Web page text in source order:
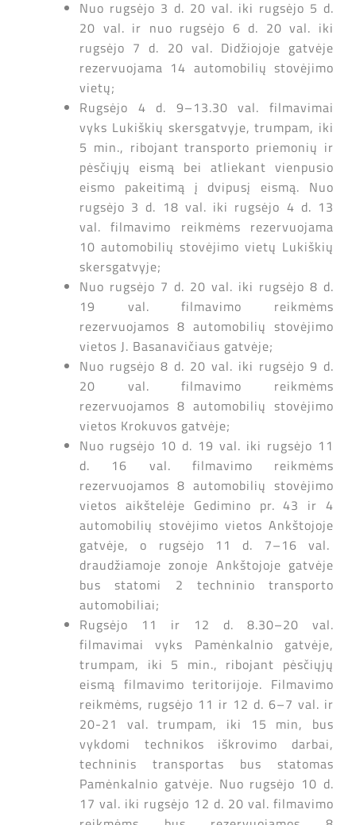
Nuo rugsėjo 3 d. 20 val. iki rugsėjo 5 d.
20 val. ir nuo rugsėjo 6 d. 20 val. iki
rugsėjo 7 d. 20 val. Didžiojoje gatvėje
rezervuojama 14 automobilių stovėjimo
vietų;
Rugsėjo 4 d. 9–13.30 val. filmavimai
vyks Lukiškių skersgatvyje, trumpam, iki
5 min., ribojant transporto priemonių ir
pėsčiųjų eismą bei atliekant vienpusio
eismo pakeitimą į dvipusį eismą. Nuo
rugsėjo 3 d. 18 val. iki rugsėjo 4 d. 13
val. filmavimo reikmėms rezervuojama
10 automobilių stovėjimo vietų Lukiškių
skersgatvyje;
Nuo rugsėjo 7 d. 20 val. iki rugsėjo 8 d.
19 val. filmavimo reikmėms
rezervuojamos 8 automobilių stovėjimo
vietos J. Basanavičiaus gatvėje;
Nuo rugsėjo 8 d. 20 val. iki rugsėjo 9 d.
20 val. filmavimo reikmėms
rezervuojamos 8 automobilių stovėjimo
vietos Krokuvos gatvėje;
Nuo rugsėjo 10 d. 19 val. iki rugsėjo 11
d. 16 val. filmavimo reikmėms
rezervuojamos 8 automobilių stovėjimo
vietos aikštelėje Gedimino pr. 43 ir 4
automobilių stovėjimo vietos Ankštojoje
gatvėje, o rugsėjo 11 d. 7–16 val.
draudžiamoje zonoje Ankštojoje gatvėje
bus statomi 2 techninio transporto
automobiliai;
Rugsėjo 11 ir 12 d. 8.30–20 val.
filmavimai vyks Pamėnkalnio gatvėje,
trumpam, iki 5 min., ribojant pėsčiųjų
eismą filmavimo teritorijoje. Filmavimo
reikmėms, rugsėjo 11 ir 12 d. 6–7 val. ir
20-21 val. trumpam, iki 15 min, bus
vykdomi technikos iškrovimo darbai,
techninis transportas bus statomas
Pamėnkalnio gatvėje. Nuo rugsėjo 10 d.
17 val. iki rugsėjo 12 d. 20 val. filmavimo